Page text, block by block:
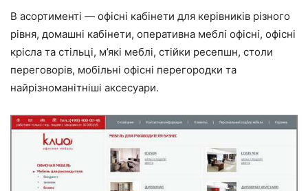
В асортименті — офісні кабінети для керівників різного
рівня, домашні кабінети, оперативна меблі офісні, офісні
крісла та стільці, м’які меблі, стійки ресепшн, столи
переговорів, мобільні офісні перегородки та
найрізноманітніші аксесуари.